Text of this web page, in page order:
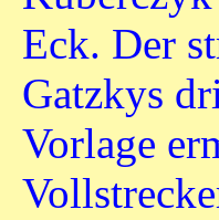
Eck. Der
Gatzkys
Vorlage